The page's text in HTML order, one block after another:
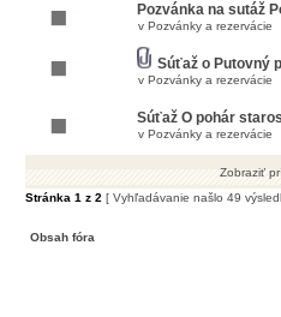
Pozvánka na sutáž
v Pozvánky a rezervácie
Súťaž o Putovný
v Pozvánky a rezervácie
Súťaž O pohár
v Pozvánky a rezervácie
Zobraziť
Stránka 1 z 2 [ Vyhľadávanie našlo 49
Obsah fóra